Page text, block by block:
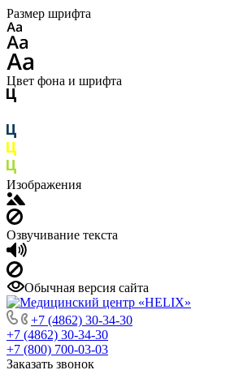
Размер шрифта
Цвет фона и шрифта
Изображения
Озвучивание текста
Обычная версия сайта
+7 (4862) 30-34-30
+7 (4862) 30-34-30
+7 (800) 700-03-03
Заказать звонок